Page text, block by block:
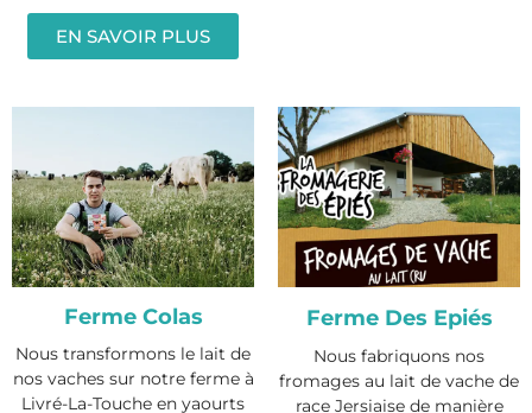
EN SAVOIR PLUS
Ferme Colas
Nous transformons le lait de
nos vaches sur notre ferme à
Livré-La-Touche en yaourts
Ferme Des Epiés
Nous fabriquons nos
fromages au lait de vache de
race Jersiaise de manière